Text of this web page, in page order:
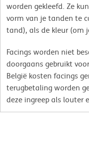
worden gekleefd. Ze
vorm van je tanden te
tand), als de kleur (om
Facings worden niet
doorgaans gebruikt
België kosten facings
terugbetaling worden
deze ingreep als louter